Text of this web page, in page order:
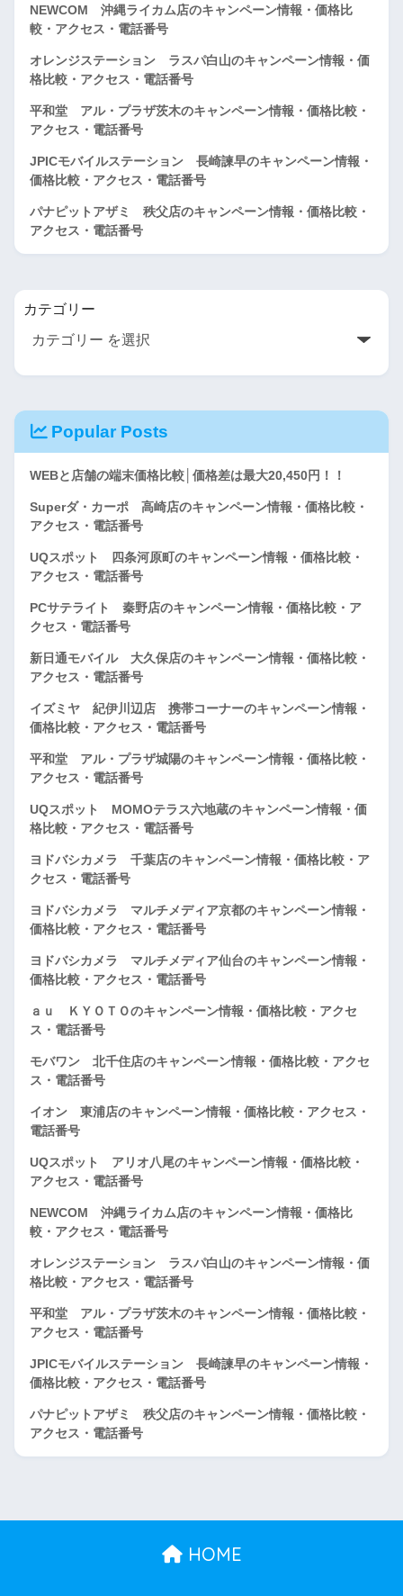
NEWCOM 沖縄ライカム店のキャンペーン情報・価格比
較・アクセス・電話番号
オレンジステーション ラスパ白山のキャンペーン情報・価
格比較・アクセス・電話番号
平和堂 アル・プラザ茨木のキャンペーン情報・価格比較・
アクセス・電話番号
JPICモバイルステーション 長崎諫早のキャンペーン情報・
価格比較・アクセス・電話番号
パナピットアザミ 秩父店のキャンペーン情報・価格比較・
アクセス・電話番号
カテゴリー
Popular Posts
WEBと店舗の端末価格比較│価格差は最大20,450円！！
Superダ・カーポ 高崎店のキャンペーン情報・価格比較・
アクセス・電話番号
UQスポット 四条河原町のキャンペーン情報・価格比較・
アクセス・電話番号
PCサテライト 秦野店のキャンペーン情報・価格比較・ア
クセス・電話番号
新日通モバイル 大久保店のキャンペーン情報・価格比較・
アクセス・電話番号
イズミヤ 紀伊川辺店 携帯コーナーのキャンペーン情報・
価格比較・アクセス・電話番号
平和堂 アル・プラザ城陽のキャンペーン情報・価格比較・
アクセス・電話番号
UQスポット MOMOテラス六地蔵のキャンペーン情報・価
格比較・アクセス・電話番号
ヨドバシカメラ 千葉店のキャンペーン情報・価格比較・ア
クセス・電話番号
ヨドバシカメラ マルチメディア京都のキャンペーン情報・
価格比較・アクセス・電話番号
ヨドバシカメラ マルチメディア仙台のキャンペーン情報・
価格比較・アクセス・電話番号
ａｕ ＫＹＯＴＯのキャンペーン情報・価格比較・アクセ
ス・電話番号
モバワン 北千住店のキャンペーン情報・価格比較・アクセ
ス・電話番号
イオン 東浦店のキャンペーン情報・価格比較・アクセス・
電話番号
UQスポット アリオ八尾のキャンペーン情報・価格比較・
アクセス・電話番号
NEWCOM 沖縄ライカム店のキャンペーン情報・価格比
較・アクセス・電話番号
オレンジステーション ラスパ白山のキャンペーン情報・価
格比較・アクセス・電話番号
平和堂 アル・プラザ茨木のキャンペーン情報・価格比較・
アクセス・電話番号
JPICモバイルステーション 長崎諫早のキャンペーン情報・
価格比較・アクセス・電話番号
パナピットアザミ 秩父店のキャンペーン情報・価格比較・
アクセス・電話番号
HOME